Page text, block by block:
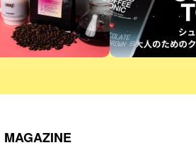
MAGAZINE